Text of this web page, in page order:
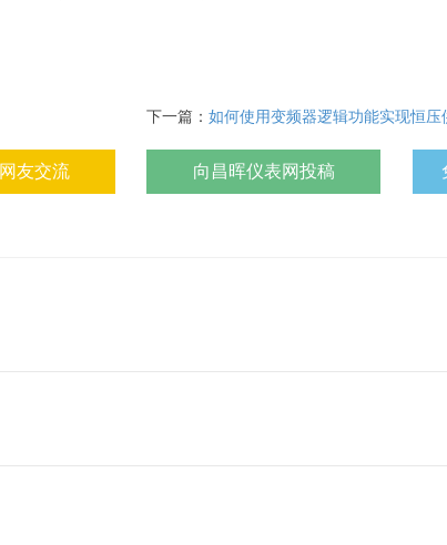
下一篇：如何使用变频器逻辑功能实现恒压
友交流 向昌晖仪表网投稿